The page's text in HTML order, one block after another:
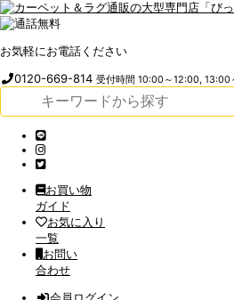
お気軽にお電話ください
0120-669-814受付時間 10:00～12:00, 13:00
お買い物
ガイド
お気に入り
一覧
お問い
合わせ